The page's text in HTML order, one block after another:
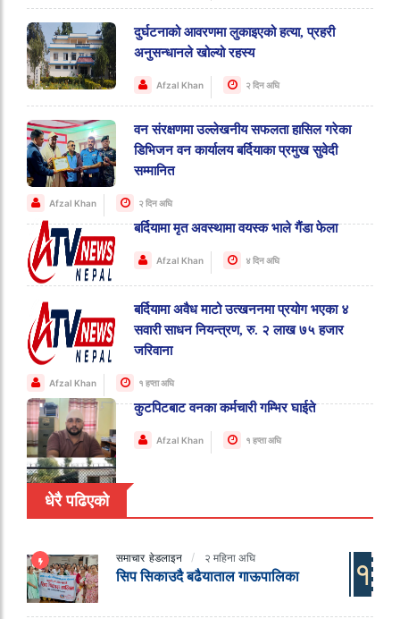
दुर्घटनाको आवरणमा लुकाइएको हत्या, प्रहरी
अनुसन्धानले खोल्यो रहस्य
Afzal Khan २ दिन अघि
वन संरक्षणमा उल्लेखनीय सफलता हासिल गरेका
डिभिजन वन कार्यालय बर्दियाका प्रमुख सुवेदी
सम्मानित
Afzal Khan २ दिन अघि
बर्दियामा मृत अवस्थामा वयस्क भाले गैंडा फेला
Afzal Khan ४ दिन अघि
बर्दियामा अवैध माटो उत्खननमा प्रयोग भएका ४
सवारी साधन नियन्त्रण, रु. २ लाख ७५ हजार
जरिवाना
Afzal Khan १ हप्ता अघि
कुटपिटबाट वनका कर्मचारी गम्भिर घाईते
Afzal Khan १ हप्ता अघि
धेरै पढिएको
समाचार हेडलाइन २ महिना अघि
सिप सिकाउदै बढैयाताल गाऊपालिका १